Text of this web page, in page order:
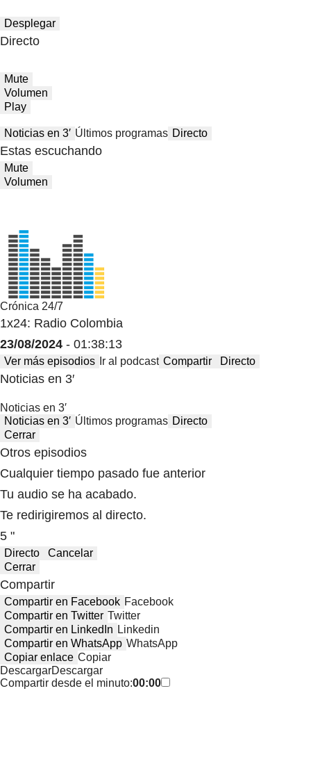
Desplegar
Directo
Mute
Volumen
Play
Noticias en 3′ Últimos programas Directo
Estas escuchando
Mute
Volumen
Crónica 24/7
1x24: Radio Colombia
23/08/2024 - 01:38:13
Ver más episodios Ir al podcast Compartir Directo
Noticias en 3′
Noticias en 3′
Noticias en 3′ Últimos programas Directo
Cerrar
Otros episodios
Cualquier tiempo pasado fue anterior
Tu audio se ha acabado.
Te redirigiremos al directo.
5 "
Directo
Cancelar
Cerrar
Compartir
Compartir en Facebook Facebook
Compartir en Twitter Twitter
Compartir en LinkedIn Linkedin
Compartir en WhatsApp WhatsApp
Copiar enlace Copiar
DescargarDescargar
Compartir desde el minuto:00:00